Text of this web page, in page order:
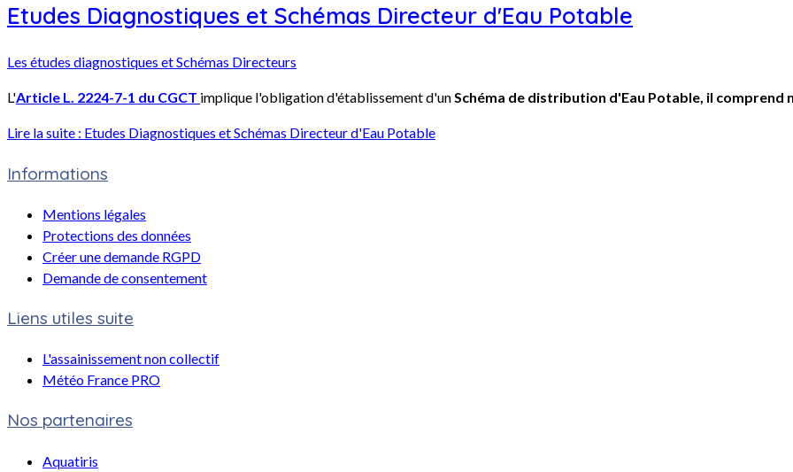
Etudes Diagnostiques et Schémas Directeur d'Eau Potable
Les études diagnostiques et Schémas Directeurs
L'Article L. 2224-7-1 du CGCT implique l'obligation d'établissement d'unSchéma de distribution d'Eau Potable, il comprend
Lire la suite : Etudes Diagnostiques et Schémas Directeur d'Eau Potable
Informations
Mentions légales
Protections des données
Créer une demande RGPD
Demande de consentement
Liens utiles suite
L'assainissement non collectif
Météo France PRO
Nos partenaires
Aquatiris